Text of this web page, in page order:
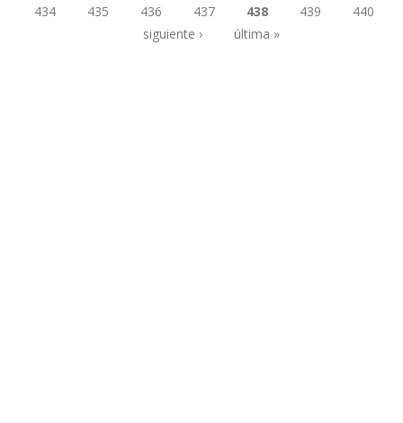
Páginas
434
435 436 437 438 439
440
siguiente ›
última »